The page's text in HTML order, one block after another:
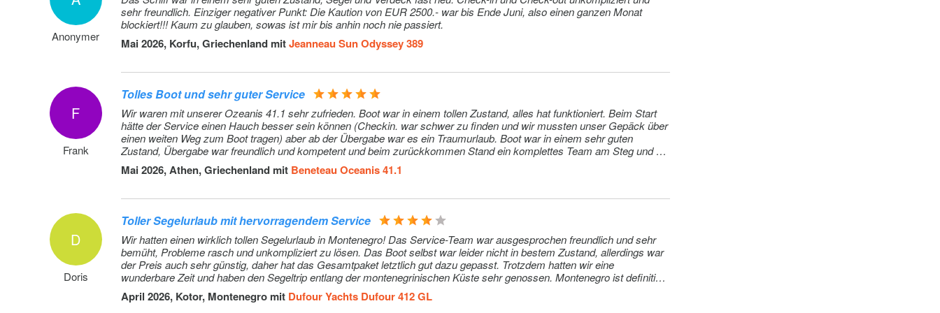
toilets/ showers. If either a skipper or a hostess/cook is on board, 1
double cabin will be required for him/her. If both a skipper and a
hostess/cook are on board, 1 double cabin and 1 forepeak cabin
Sales Agents will provide more details about the different boat
models (Vorauszahlung)
Zwischenreinigung: Optional Additional cleaning (Vorauszahlung) Extra
375€ (pro
Buchung)
Strom- und Wasserverbrauch in den Marinas: Electric & Water
consumption based on 2 nights on our dock (base will confirm the
Extra
52€ (pro
Crew-Wechsel: Any crew change during the charter is subject to €
250.- additional cost. The charge includes administration cost,
change of bed linen and towels and one night at DYC ponton
(marina fee included only if the same base than start base). It
doesn't include cleaning, nor new transit log where applicable.
Extra
Anonymer
sehr freundlich. Einziger negativer Punkt: Die Kaution von EUR 2500.- war bis Ende Juni, also einen ganzen Monat
blockiert!!! Kaum zu glauben, sowas ist mir bis anhin noch nie passiert.
Mai 2026, Korfu, Griechenland mitJeanneau Sun Odyssey 389
F
Frank
Tolles Boot und sehr guter Service
Wir waren mit unserer Ozeanis 41.1 sehr zufrieden. Boot war in einem tollen Zustand, alles hat funktioniert. Beim Start
hätte der Service einen Hauch besser sein können (Checkin. war schwer zu finden und wir mussten unser Gepäck über
einen weiten Weg zum Boot tragen) aber ab der Übergabe war es ein Traumurlaub. Boot war in einem sehr guten
Zustand, Übergabe war freundlich und kompetent und beim zurückkommen Stand ein komplettes Team am Steg und hat
uns beim Anlegen geholfen. Übergabe, tanken und so weiter war völlig problemlos. Wir sind sehr begeistert.
Mai 2026, Athen, Griechenland mit Beneteau Oceanis 41.1
D
Doris
Toller Segelurlaub mit hervorragendem Service
Wir hatten einen wirklich tollen Segelurlaub in Montenegro! Das Service-Team war ausgesprochen freundlich und sehr
bemüht, Probleme rasch und unkompliziert zu lösen. Das Boot selbst war leider nicht in bestem Zustand, allerdings war
der Preis auch sehr günstig, daher hat das Gesamtpaket letztlich gut dazu gepasst. Trotzdem hatten wir eine
wunderbare Zeit und haben den Segeltrip entlang der montenegrinischen Küste sehr genossen. Montenegro ist definitiv
eine Reise wert – wunderschöne Landschaften, tolles Segelrevier und eine ganz besondere Atmosphäre!
April 2026, Kotor, Montenegro mit Dufour Yachts Dufour 412 GL